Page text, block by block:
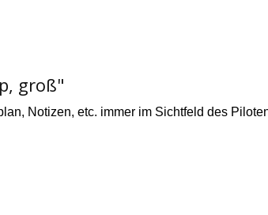
groß"
Notizen, etc. immer im Sichtfeld des